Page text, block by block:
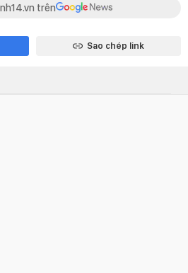
trên
Sao chép link